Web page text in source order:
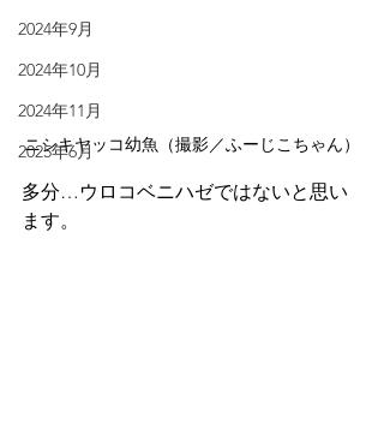
2024年9月
2024年10月
2024年11月
2025年6月
ニシキヤッコ幼魚（撮影／ふーじこちゃん）
多分…ウロコベニハゼではないと思い
ます。